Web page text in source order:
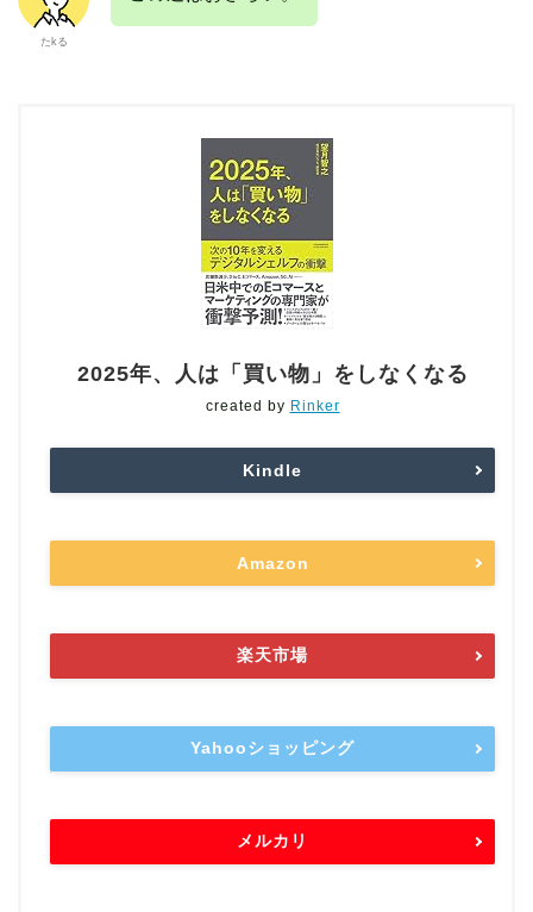
たkる
2025年、人は「買い物」をしなくなる
created by Rinker
Kindle
Amazon
楽天市場
Yahooショッピング
メルカリ